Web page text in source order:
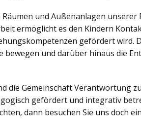
und Außenanlagen
ermöglicht es den Kindern
gefördert wird.
bewegen und darüber hinaus die
die Gemeinschaft Verantwortung
gefördert und integrativ
dann besuchen Sie uns doch